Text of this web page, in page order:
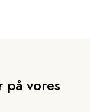
vores